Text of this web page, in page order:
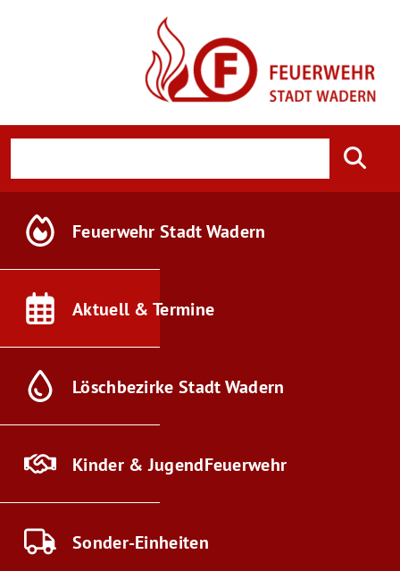
Feuerwehr Stadt Wadern
Aktuell & Termine
Löschbezirke Stadt Wadern
Kinder & JugendFeuerwehr
Sonder-Einheiten